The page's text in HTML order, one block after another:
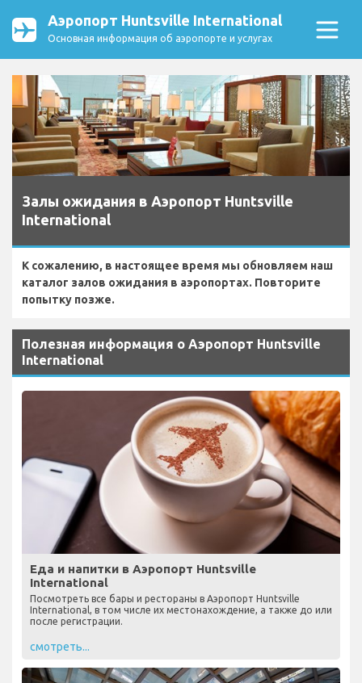
Аэропорт Huntsville International
Основная информация об аэропорте и услугах
Залы ожидания в Аэропорт Huntsville
International
К сожалению, в настоящее время мы обновляем наш
каталог залов ожидания в аэропортах. Повторите
попытку позже.
Полезная информация о Аэропорт Huntsville
International
Еда и напитки в Аэропорт Huntsville
International
Посмотреть все бары и рестораны в Аэропорт Huntsville
International, в том числе их местонахождение, а также до или
после регистрации.
смотреть...